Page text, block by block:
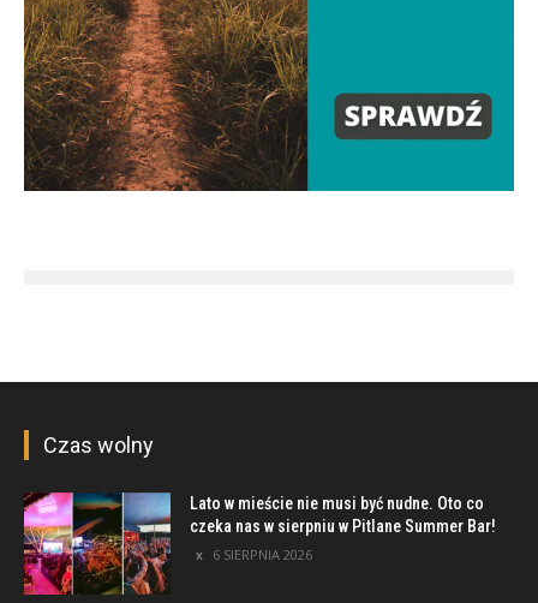
Czas wolny
Lato w mieście nie musi być nudne. Oto co
czeka nas w sierpniu w Pitlane Summer Bar!
6 SIERPNIA 2026